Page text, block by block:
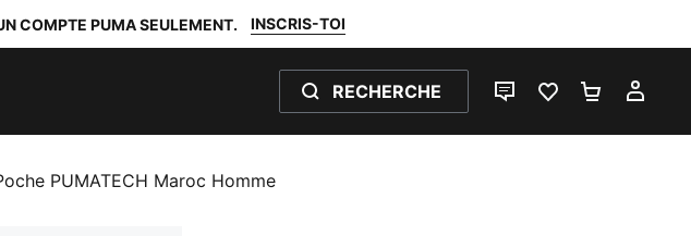
COMPTE PUMA SEULEMENT. INSCRIS-TOI
RECHERCHE
LIVE CHATFAVORIS 0PANIER 0
PUMATECH Maroc Homme